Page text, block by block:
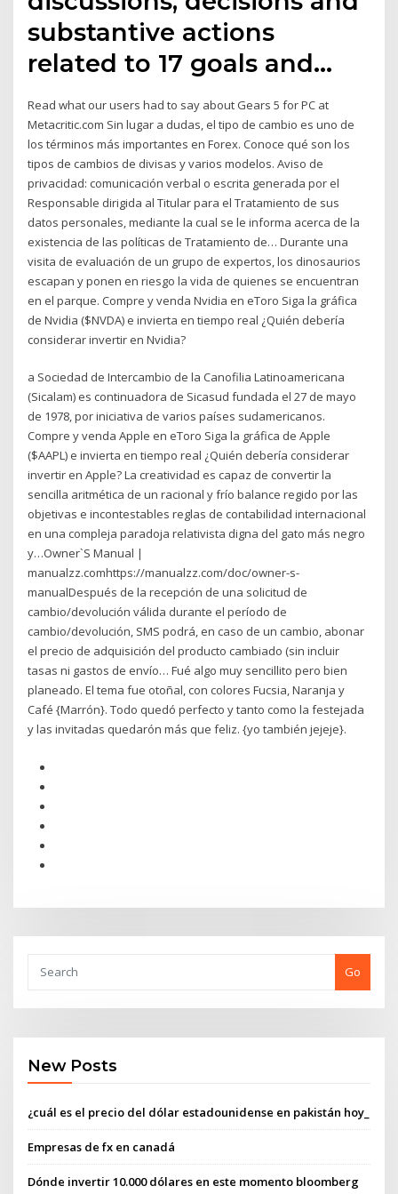
substantive actions
related to 17 goals and…
Read what our users had to say about Gears 5 for PC at
Metacritic.com Sin lugar a dudas, el tipo de cambio es uno de
los términos más importantes en Forex. Conoce qué son los
tipos de cambios de divisas y varios modelos. Aviso de
privacidad: comunicación verbal o escrita generada por el
Responsable dirigida al Titular para el Tratamiento de sus
datos personales, mediante la cual se le informa acerca de la
existencia de las políticas de Tratamiento de… Durante una
visita de evaluación de un grupo de expertos, los dinosaurios
escapan y ponen en riesgo la vida de quienes se encuentran
en el parque. Compre y venda Nvidia en eToro Siga la gráfica
de Nvidia ($NVDA) e invierta en tiempo real ¿Quién debería
considerar invertir en Nvidia?
a Sociedad de Intercambio de la Canofilia Latinoamericana
(Sicalam) es continuadora de Sicasud fundada el 27 de mayo
de 1978, por iniciativa de varios países sudamericanos.
Compre y venda Apple en eToro Siga la gráfica de Apple
($AAPL) e invierta en tiempo real ¿Quién debería considerar
invertir en Apple? La creatividad es capaz de convertir la
sencilla aritmética de un racional y frío balance regido por las
objetivas e incontestables reglas de contabilidad internacional
en una compleja paradoja relativista digna del gato más negro
y…Owner`S Manual |
manualzz.comhttps://manualzz.com/doc/owner-s-
manualDespués de la recepción de una solicitud de
cambio/devolución válida durante el período de
cambio/devolución, SMS podrá, en caso de un cambio, abonar
el precio de adquisición del producto cambiado (sin incluir
tasas ni gastos de envío… Fué algo muy sencillito pero bien
planeado. El tema fue otoñal, con colores Fucsia, Naranja y
Café {Marrón}. Todo quedó perfecto y tanto como la festejada
y las invitadas quedarón más que feliz. {yo también jejeje}.
Go
New Posts
¿cuál es el precio del dólar estadounidense en pakistán hoy_
Empresas de fx en canadá
Dónde invertir 10.000 dólares en este momento bloomberg